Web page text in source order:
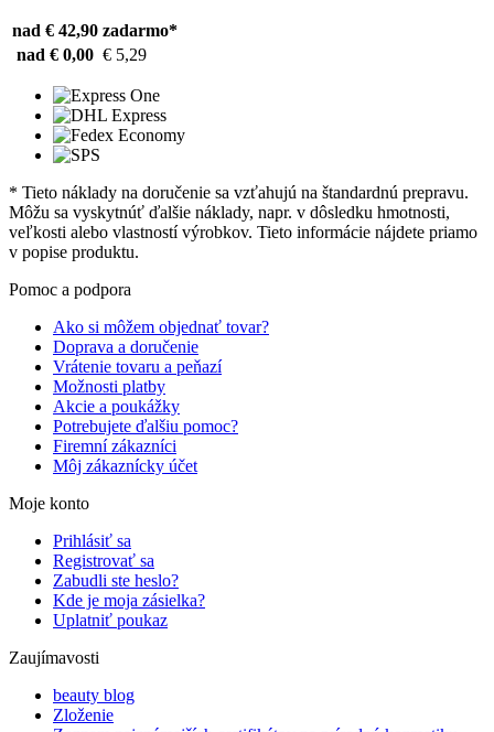
nad € 42,90 zadarmo*
nad € 0,00 € 5,29
* Tieto náklady na doručenie sa vzťahujú na štandardnú prepravu.
Môžu sa vyskytnúť ďalšie náklady, napr. v dôsledku hmotnosti,
veľkosti alebo vlastností výrobkov. Tieto informácie nájdete priamo
v popise produktu.
Pomoc a podpora
Ako si môžem objednať tovar?
Doprava a doručenie
Vrátenie tovaru a peňazí
Možnosti platby
Akcie a poukážky
Potrebujete ďalšiu pomoc?
Firemní zákazníci
Môj zákaznícky účet
Moje konto
Prihlásiť sa
Registrovať sa
Zabudli ste heslo?
Kde je moja zásielka?
Uplatniť poukaz
Zaujímavosti
beauty blog
Zloženie